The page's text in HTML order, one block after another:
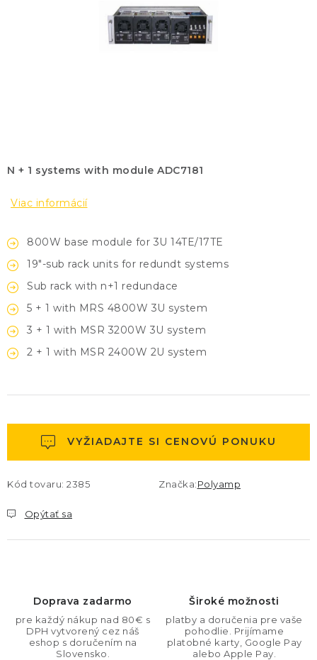
N + 1 systems with module ADC7181
Viac informácií
800W base module for 3U 14TE/17TE
19"-sub rack units for redundt systems
Sub rack with n+1 redundace
5 + 1 with MRS 4800W 3U system
3 + 1 with MSR 3200W 3U system
2 + 1 with MSR 2400W 2U system
VYŽIADAJTE SI CENOVÚ PONUKU
Kód tovaru: 2385 Značka:Polyamp
Opýtať sa
Doprava zadarmo
pre každý nákup nad 80€ s
DPH vytvorený cez náš
eshop s doručením na
Slovensko.
Široké možnosti
platby a doručenia pre vaše
pohodlie. Prijímame
platobné karty, Google Pay
alebo Apple Pay.